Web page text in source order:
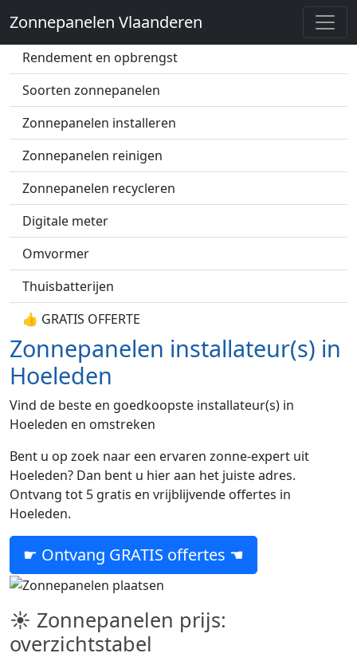
Zonnepanelen Vlaanderen
Zonnepanelen prijs
Rendement en opbrengst
Soorten zonnepanelen
Zonnepanelen installeren
Zonnepanelen reinigen
Zonnepanelen recycleren
Digitale meter
Omvormer
Thuisbatterijen
👍 GRATIS OFFERTE
Zonnepanelen installateur(s) in
Hoeleden
Vind de beste en goedkoopste installateur(s) in
Hoeleden en omstreken
Bent u op zoek naar een ervaren zonne-expert uit
Hoeleden? Dan bent u hier aan het juiste adres.
Ontvang tot 5 gratis en vrijblijvende offertes in
Hoeleden.
☛ Ontvang GRATIS offertes ☚
☀ Zonnepanelen prijs:
overzichtstabel